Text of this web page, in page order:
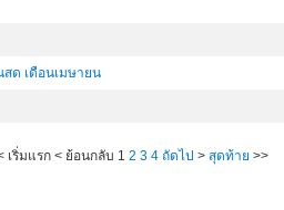
สด เดือนเมษายน
เริ่มแรก< ย้อนกลับ 1 2 3 4 ถัดไป > สุดท้าย >>